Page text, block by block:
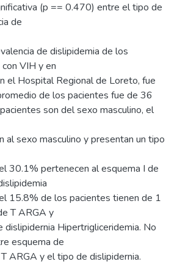
(p == 0.470) entre el tipo de
de
de dislipidemia de los
VIH y en
el Hospital Regional de Loreto, fue
de los pacientes fue de 36
son del sexo masculino, el
al sexo masculino y presentan un tipo
30.1% pertenecen al esquema I de
15.8% de los pacientes tienen de 1
T ARGA y
Hipertrigliceridemia. No
esquema de
ARGA y el tipo de dislipidernia.